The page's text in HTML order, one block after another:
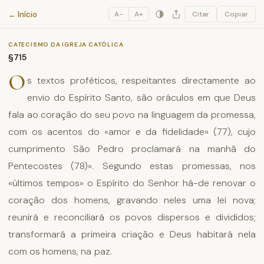
Catecismo da Igreja Católica
← Início A− A+ Citar Copiar
CATECISMO DA IGREJA CATÓLICA
§715
Os textos proféticos, respeitantes directamente ao
envio do Espírito Santo, são oráculos em que Deus
fala ao coração do seu povo na linguagem da promessa,
com os acentos do «amor e da fidelidade» (77), cujo
cumprimento São Pedro proclamará na manhã do
Pentecostes (78)». Segundo estas promessas, nos
«últimos tempos» o Espírito do Senhor há-de renovar o
coração dos homens, gravando neles uma lei nova;
reunirá e reconciliará os povos dispersos e divididos;
transformará a primeira criação e Deus habitará nela
com os homens, na paz.